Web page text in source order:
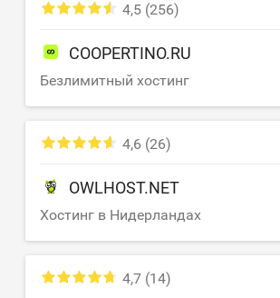
COOPERTINO.RU
Безлимитный хостинг
4,5 (256)
OWLHOST.NET
Хостинг в Нидерландах
4,6 (26)
4,7 (14)